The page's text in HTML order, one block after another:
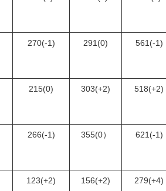
270(-1) 291(0) 561(-1)
215(0) 303(+2) 518(+2)
266(-1) 355(0） 621(-1)
123(+2) 156(+2) 279(+4)